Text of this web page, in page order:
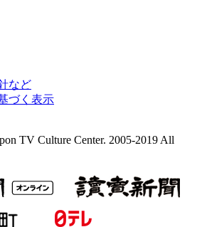
など
づく表示
TV Culture Center. 2005-2019 All